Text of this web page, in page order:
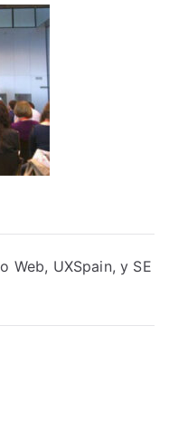
Web, UXSpain, y SE